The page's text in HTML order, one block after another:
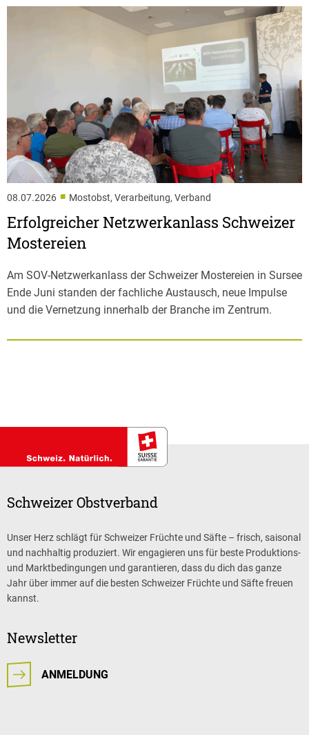
08.07.2026 ■ Mostobst, Verarbeitung, Verband
Erfolgreicher Netzwerkanlass Schweizer
Mostereien
Am SOV-Netzwerkanlass der Schweizer Mostereien in Sursee
Ende Juni standen der fachliche Austausch, neue Impulse
und die Vernetzung innerhalb der Branche im Zentrum.
Schweizer Obstverband
Unser Herz schlägt für Schweizer Früchte und Säfte – frisch, saisonal
und nachhaltig produziert. Wir engagieren uns für beste Produktions-
und Marktbedingungen und garantieren, dass du dich das ganze
Jahr über immer auf die besten Schweizer Früchte und Säfte freuen
kannst.
Newsletter
ANMELDUNG